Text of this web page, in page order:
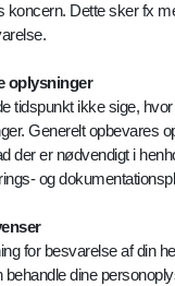
koncern. Dette sker fx
oplysninger
tidspunkt ikke sige,
Generelt opbevares
der er nødvendigt i
og
for besvarelse af din
dine